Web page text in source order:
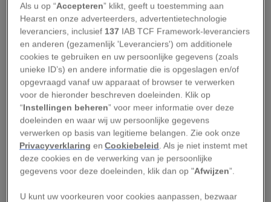
Ellis begint zijn carrière op 22-jarige leeftijd in
de beruchte Newgate Prison in Londen. Waarom
hij juist dit beroep koos, is nooit helemaal
duidelijk geworden. Zijn vrouw zou fel tegen zijn
keuze zijn geweest.
Toch blijkt Ellis talent te hebben. In elf jaar tijd
werkt hij zich op tot hoofdbeul van het Britse
Rijk. Buiten zijn werk leidt hij een heel ander
leven: hij werkt in een kapperszaak in Rochdale
en stond bekend als een stille, gesloten man die
nauwelijks spreekt over zijn executies.
Als u op “Accepteren” klikt, geeft u toestemming aan
Hearst en onze adverteerders, advertentietechnologie
leveranciers, inclusief 137 IAB TCF Framework-leveranciers
en anderen (gezamenlijk 'Leveranciers') om additionele
cookies te gebruiken en uw persoonlijke gegevens (zoals
unieke ID’s) en andere informatie die is opgeslagen en/of
opgevraagd vanaf uw apparaat of browser te verwerken
voor de hieronder beschreven doeleinden. Klik op
“Instellingen beheren” voor meer informatie over deze
doeleinden en waar wij uw persoonlijke gegevens
verwerken op basis van legitieme belangen. Zie ook onze
Privacyverklaring enCookiebeleid. Als je niet instemt met
deze cookies en de verwerking van je persoonlijke
gegevens voor deze doeleinden, klik dan op "Afwijzen”.
U kunt uw voorkeuren voor cookies aanpassen, bezwaar